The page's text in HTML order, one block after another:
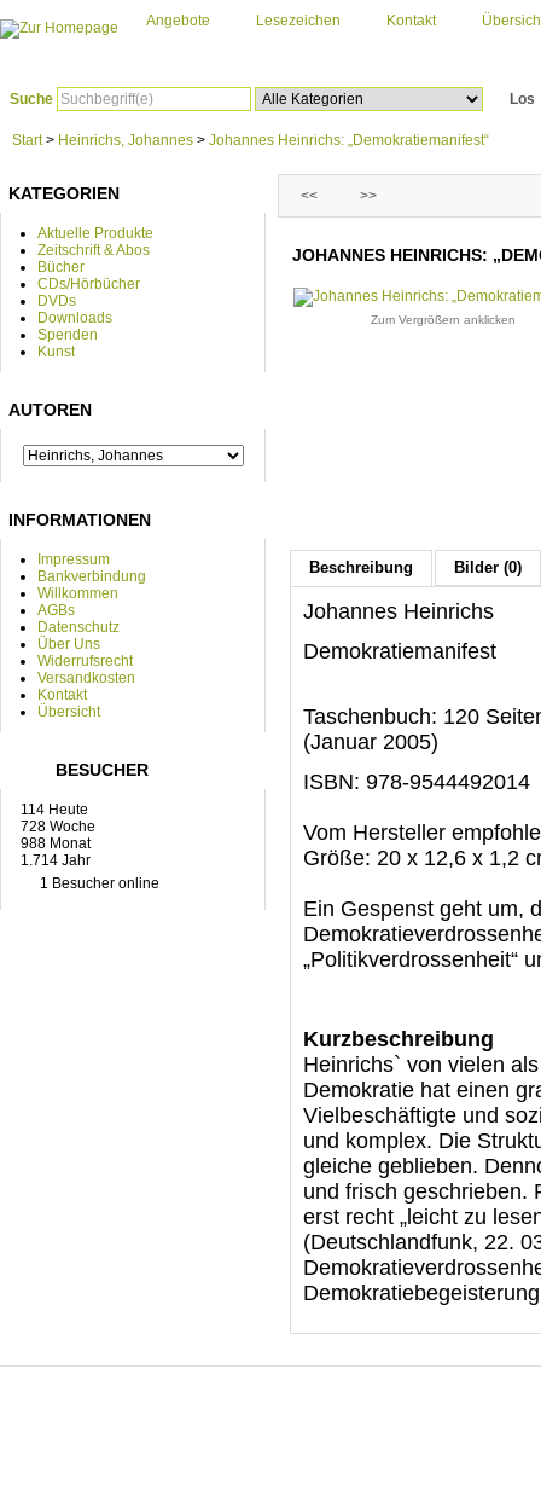
Angebote Lesezeichen Kontakt
Suche Los
Start> Heinrichs, Johannes > Johannes Heinrichs: „Demokratiemanifest“
KATEGORIEN
Aktuelle Produkte
Zeitschrift & Abos
Bücher
CDs/Hörbücher
DVDs
Downloads
Spenden
Kunst
AUTOREN
INFORMATIONEN
Impressum
Bankverbindung
Willkommen
AGBs
Datenschutz
Über Uns
Widerrufsrecht
Versandkosten
Kontakt
Übersicht
BESUCHER
114 Heute
728 Woche
988 Monat
1.714 Jahr
1 Besucher online
<< >>
JOHANNES HEINRICHS:
Zum Vergrößern anklicken
Beschreibung Bilder (0)
Johannes Heinrichs
Demokratiemanifest
Taschenbuch: 120
(Januar 2005)
ISBN: 978-9544492014
Vom Hersteller
Größe: 20 x 12,6 x 1,2
Ein Gespenst geht um,
„Politikverdrossenheit“
Kurzbeschreibung
Heinrichs` von vielen
Demokratie hat einen
Vielbeschäftigte und
und komplex. Die
gleiche geblieben.
und frisch geschrieben.
erst recht „leicht zu
(Deutschlandfunk, 22.